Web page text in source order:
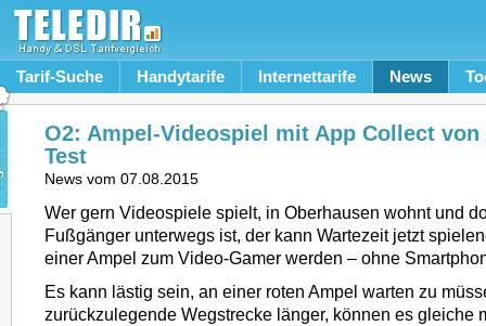
Tarif-Suche Handytarife Internettarife News
O2: Ampel-Videospiel mit App Collect
Test
News vom 07.08.2015
Wer gern Videospiele spielt, in Oberhausen wohnt und
Fußgänger unterwegs ist, der kann Wartezeit jetzt
einer Ampel zum Video-Gamer werden – ohne
Es kann lästig sein, an einer roten Ampel warten zu
zurückzulegende Wegstrecke länger, können es gleiche